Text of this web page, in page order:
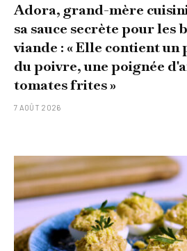
Adora, grand-mère
sa sauce secrète pour les
viande : « Elle contient un
du poivre, une poignée
tomates frites »
7 AOÛT 2026